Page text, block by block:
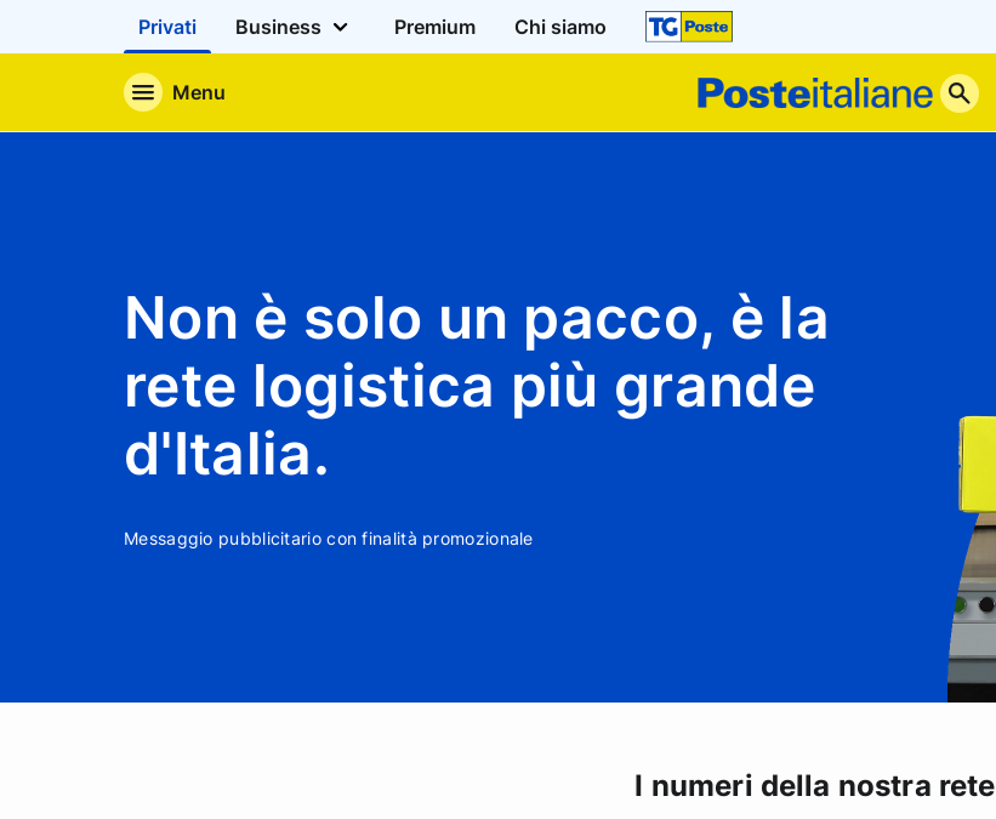
Privati Business Premium Chi siamo
Menu
Poste
Italiane
Non è solo un pacco, è la
rete logistica più grande
d'Italia.
Messaggio pubblicitario con finalità promozionale
I numeri della nostra rete